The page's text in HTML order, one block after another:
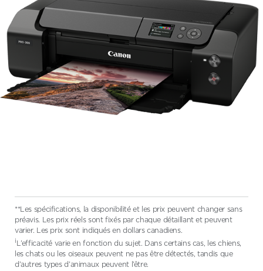
**Les spécifications, la disponibilité et les prix peuvent changer sans
préavis. Les prix réels sont fixés par chaque détaillant et peuvent
varier. Les prix sont indiqués en dollars canadiens.
i L’efficacité varie en fonction du sujet. Dans certains cas, les chiens,
les chats ou les oiseaux peuvent ne pas être détectés, tandis que
d’autres types d’animaux peuvent l’être.